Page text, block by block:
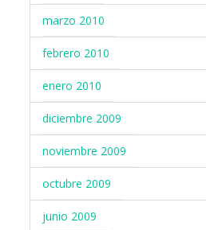
marzo 2010
febrero 2010
enero 2010
diciembre 2009
noviembre 2009
octubre 2009
junio 2009